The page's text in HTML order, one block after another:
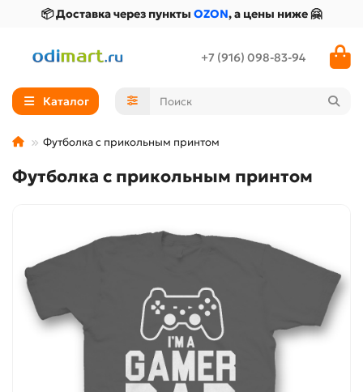
📦 Доставка через пункты OZON, а цены ниже 🤗
+7 (916) 098-83-94
Каталог
Футболка с прикольным принтом
Футболка с прикольным принтом